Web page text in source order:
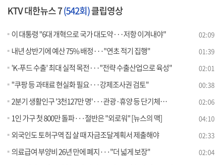
KTV 대한뉴스 7(542회)클립영상
이 대통령 "6대 개혁으로 국가 대도약···저항 이겨내야" 02:09
내년 상반기에 예산 75% 배정···"연초 적기 집행" 01:39
'K-푸드 수출' 최대 실적 목전···"전략 수출산업으로 육성" 02:01
"쿠팡 등 과태료 현실화 필요···강제조사권 검토" 00:38
2분기 생활인구 '3천127만 명'···관광·휴양 등 단기체류 증가 02:06
1인 가구 첫 800만 돌파···절반은 "외로워" [뉴스의 맥] 04:10
외국인도 토허구역 집 살 때 자금조달계획서 제출해야 02:33
의료급여 부양비 26년 만에 폐지···"더 넓게 보장" 02:04